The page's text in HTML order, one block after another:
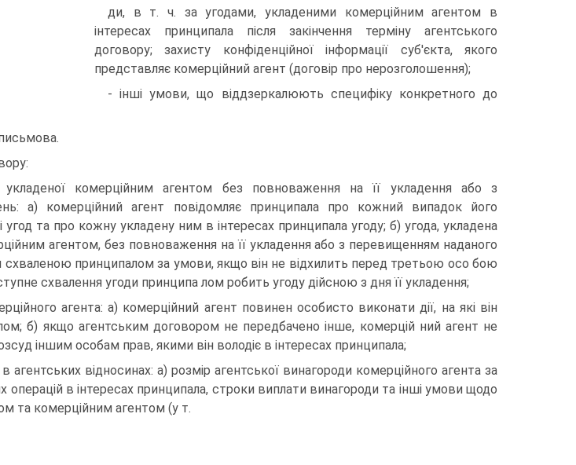
ди, в т. ч. за угодами, укладеними комерційним агентом в
інтересах принципала після закінчення терміну агентського
договору; захисту конфіденційної інформації суб'єкта, якого
представляє комерційний агент (договір про нерозголошення);
- інші умови, що віддзеркалюють специфіку конкретного до
комерційним агентом без повноваження на її укладення або з
а) комерційний агент повідомляє принципала про кожний випадок його
та про кожну укладену ним в інтересах принципала угоду; б) угода, укладена
агентом, без повноваження на її укладення або з перевищенням наданого
принципалом за умови, якщо він не відхилить перед третьою осо бою
схвалення угоди принципа лом робить угоду дійсною з дня її укладення;
агента: а) комерційний агент повинен особисто виконати дії, на які він
б) якщо агентським договором не передбачено інше, комерцій ний агент не
іншим особам прав, якими він володіє в інтересах принципала;
агентських відносинах: а) розмір агентської винагороди комерційного агента за
операцій в інтересах принципала, строки виплати винагороди та інші умови щодо
та комерційним агентом (у т.